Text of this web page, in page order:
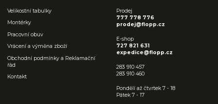
Velikostní tabulky
Montérky
Pracovní obuv
Vrácení a výměna zboží
Obchodní podmínky a Reklamační
řád
Kontakt
Prodej
777 778 776
prodej@flopp.cz
E-shop
727 821 631
expedice@flopp.cz
283 910 457
283 910 460
Pondělí až čtvrtek 7 - 18
Pátek 7 - 17